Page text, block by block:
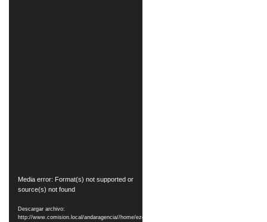
Reproductor
vídeo
Media error: Format(s) not supported or
source(s) not found
Descargar archivo:
http://www.comision.local/andaragencia//home/ezequiel/2230/multi_comi/wp-